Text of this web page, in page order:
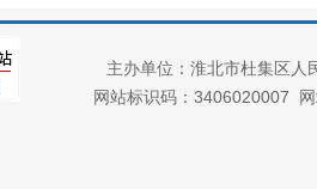
主办单位：淮北市杜集区
网站标识码：3406020007